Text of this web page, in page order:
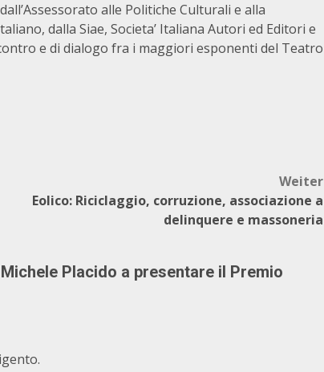
alle Politiche Culturali e alla
dalla Siae, Societa’ Italiana Autori ed Editori e
e di dialogo fra i maggiori esponenti del Teatro
Weiter
Eolico: Riciclaggio, corruzione, associazione a
delinquere e massoneria
Placido a presentare il Premio